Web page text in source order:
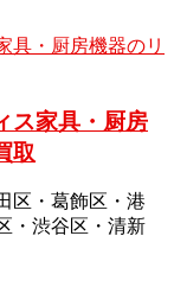
ス家具・厨房
取
区・葛飾区・港
・渋谷区・清新